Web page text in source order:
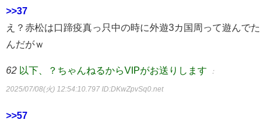
>>37
え？赤松は口蹄疫真っ只中の時に外遊3カ国周って遊んでた
んだがｗ
62 以下、？ちゃんねるからVIPがお送りします ：
2025/07/08(火) 12:54:10.797 ID:DKwZpvSq0.net
>>57